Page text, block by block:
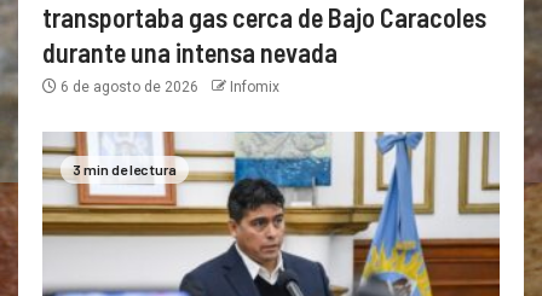
transportaba gas cerca de Bajo Caracoles
durante una intensa nevada
6 de agosto de 2026 Infomix
3 min de lectura